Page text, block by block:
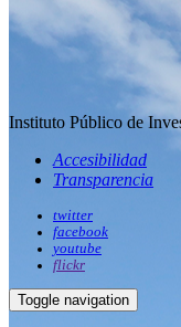
Instituto Público de
Accesibilidad
Transparencia
twitter
facebook
youtube
flickr
Toggle navigation